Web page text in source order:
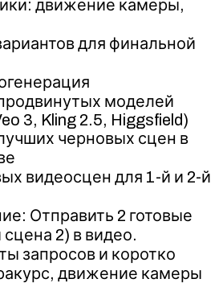
движение камеры,
для финальной
моделей
3, Kling 2.5, Higgsfield)
черновых сцен в
видеосцен для 1-й и 2-й
Отправить 2 готовые
2) в видео.
запросов и коротко
движение камеры